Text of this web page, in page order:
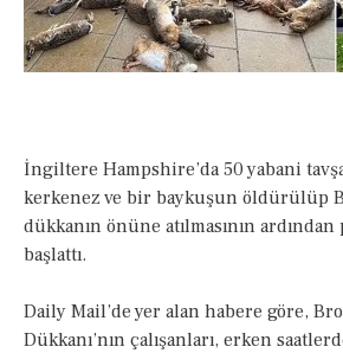
İngiltere Hampshire’da 50 yabani
kerkenez ve bir baykuşun öldürülüp
dükkanın önüne atılmasının
başlattı.
Daily Mail’de yer alan habere göre,
Dükkanı’nın çalışanları, erken